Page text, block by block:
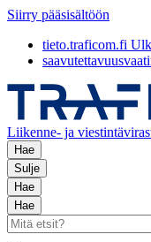
Siirry pääsisältöön
tieto.traficom.fi
Liikenne- ja
Hae
Sulje
Hae
Hae